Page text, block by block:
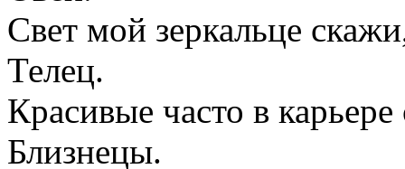
Свет мой зеркальце
Телец.
Красивые часто в
Близнецы.